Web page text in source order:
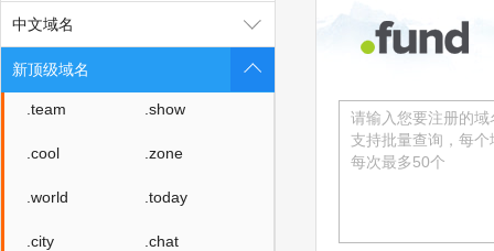
中文域名
新顶级域名
.group
.video
.team .show
.cool .zone
.world .today
.city .chat